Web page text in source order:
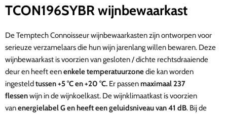
TCON196SYBR wijnbewaarkast
De Temptech Connoisseur wijnbewaarkasten zijn ontworpen voor
serieuze verzamelaars die hun wijn jarenlang willen bewaren. Deze
wijnbewaarkast is voorzien van gesloten / dichte rechtsdraaiende
deur en heeft eenenkele temperatuurzonedie kan worden
ingesteldtussen +5°C en +20 °C. Er passenmaximaal 237
flessenwijn in de wijnkoelkast. De wijnklimaatkast is voorzien
vanenergielabel G en heeft een geluidsniveau van 41 dB. Bij de